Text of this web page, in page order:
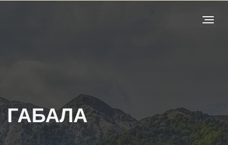
Габала́ (азерб. Qəbələ; до 1991 года —
Куткашен) — город в
Азербайджане
центр Габалинского района, находится